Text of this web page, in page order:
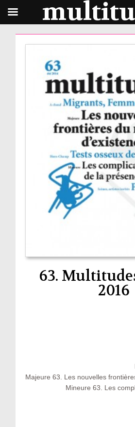
63.
2016
Majeure 63. Les nouvelles
Mineure 63. Les